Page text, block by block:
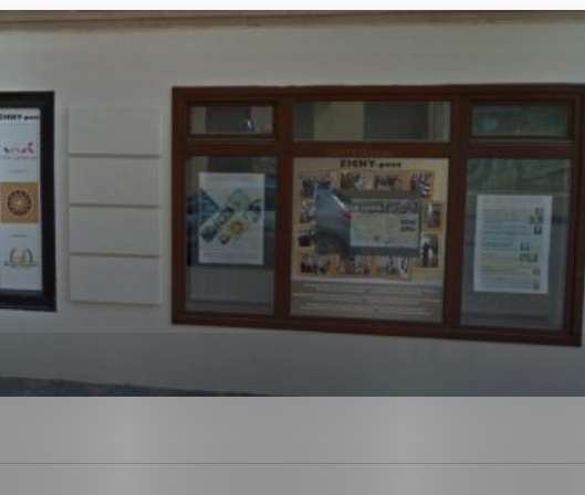
ktorú chcete povoliť
pre prevádzku nevyhnutné a pomáhajú urobiť webové stránky
ako je navigácia na stránke a prístup k zabezpečeným
cookie nemôže web správne fungovať.
prevádzkovateľovi stránok pochopiť, ako návštevníci stránok
a ponúknuť im lepšiu skúsenosť. Všetky dáta sa zbierajú
osobou.